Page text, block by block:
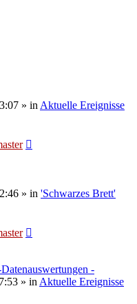
» in Aktuelle Ereignisse
» in 'Schwarzes Brett'
-
» in Aktuelle Ereignisse